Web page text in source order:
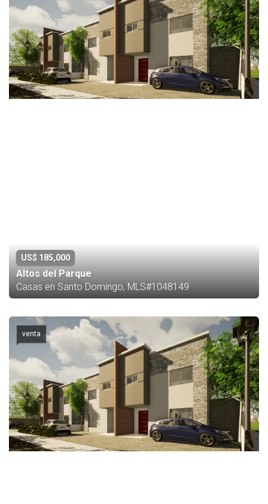
US$ 185,000
Altos del Parque
Casas en Santo Domingo, MLS#1048149
venta